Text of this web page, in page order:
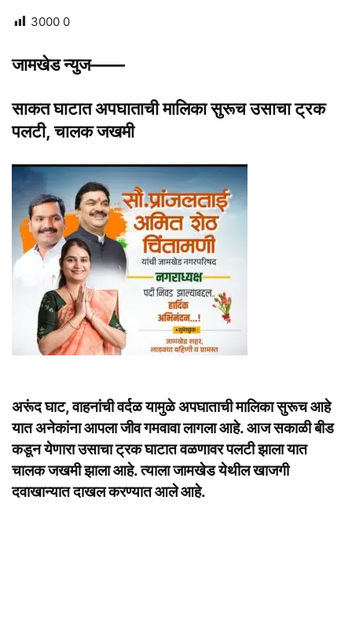
3000 0
जामखेड न्युज——
साकत घाटात अपघाताची मालिका सुरूच उसाचा ट्रक
पलटी, चालक जखमी
अरूंद घाट, वाहनांची वर्दळ यामुळे अपघाताची मालिका सुरूच आहे
यात अनेकांना आपला जीव गमवावा लागला आहे. आज सकाळी बीड
कडून येणारा उसाचा ट्रक घाटात वळणावर पलटी झाला यात
चालक जखमी झाला आहे. त्याला जामखेड येथील खाजगी
दवाखान्यात दाखल करण्यात आले आहे.